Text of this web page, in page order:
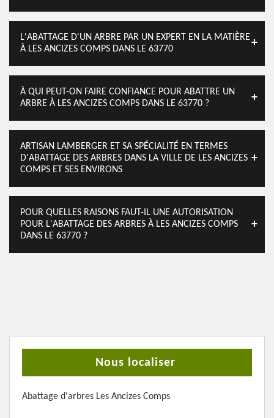
L'ABATTAGE D'UN ARBRE PAR UN EXPERT EN LA MATIÈRE
À LES ANCIZES COMPS DANS LE 63770
À QUI PEUT-ON FAIRE CONFIANCE POUR ABATTRE UN
ARBRE À LES ANCIZES COMPS DANS LE 63770 ?
ARTISAN LAMBERGER ET SA SPÉCIALITÉ EN TERMES
D'ABATTAGE DES ARBRES DANS LA VILLE DE LES ANCIZES
COMPS ET SES ENVIRONS
POUR QUELLES RAISONS FAUT-IL UNE AUTORISATION
POUR L'ABATTAGE DES ARBRES À LES ANCIZES COMPS
DANS LE 63770 ?
Nous localiser
Abattage d'arbres Les Ancizes Comps